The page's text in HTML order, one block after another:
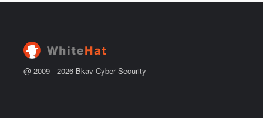
@ 2009 - 2026 Bkav Cyber Security